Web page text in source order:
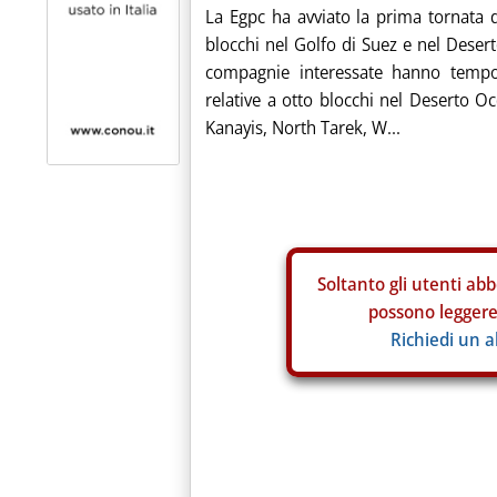
La Egpc ha avviato la prima
blocchi nel Golfo di Suez e nel
compagnie interessate hanno
relative a otto blocchi nel Deserto
Kanayis, North Tarek, W...
Soltanto gli utenti
possono
Richiedi un